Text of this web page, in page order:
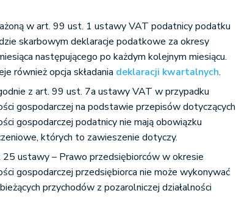
w art. 99 ust. 1 ustawy VAT podatnicy podatku
skarbowym deklaracje podatkowe za okresy
następującego po każdym kolejnym miesiącu.
również opcja składania deklaracji kwartalnych.
z art. 99 ust. 7a ustawy VAT w przypadku
gospodarczej na podstawie przepisów dotyczących
gospodarczej podatnicy nie mają obowiązku
których to zawieszenie dotyczy.
25 ustawy – Prawo przedsiębiorców w okresie
gospodarczej przedsiębiorca nie może wykonywać
przychodów z pozarolniczej działalności